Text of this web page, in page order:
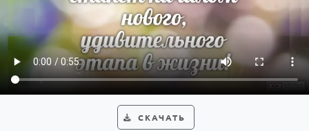
Юбилей
Свадьба
Годовщина свадьбы
Календарь праздников
СКАЧАТЬ